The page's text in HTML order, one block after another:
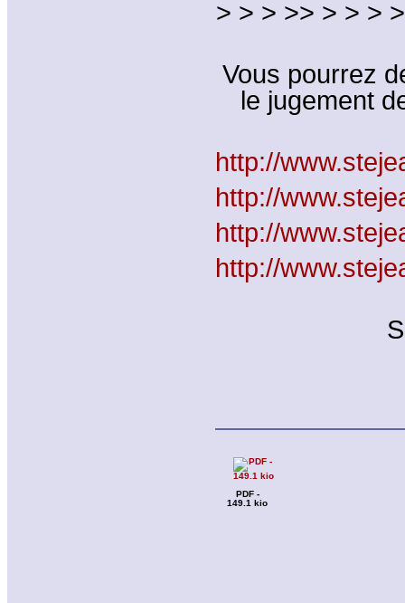
> > > >> > > >
Vous pourrez
le jugement
http://
http://
http://
http://
PDF -
149.1 kio